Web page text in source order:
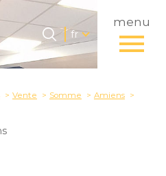
menu
Langue
fr
Langue
fr
Vente Somme
Amiens